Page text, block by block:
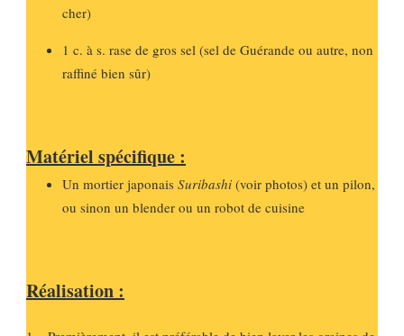
cher)
1 c. à s. rase de gros sel (sel de Guérande ou autre, non
raffiné bien sûr)
Matériel spécifique :
Un mortier japonais Suribashi (voir photos) et un pilon,
ou sinon un blender ou un robot de cuisine
Réalisation :